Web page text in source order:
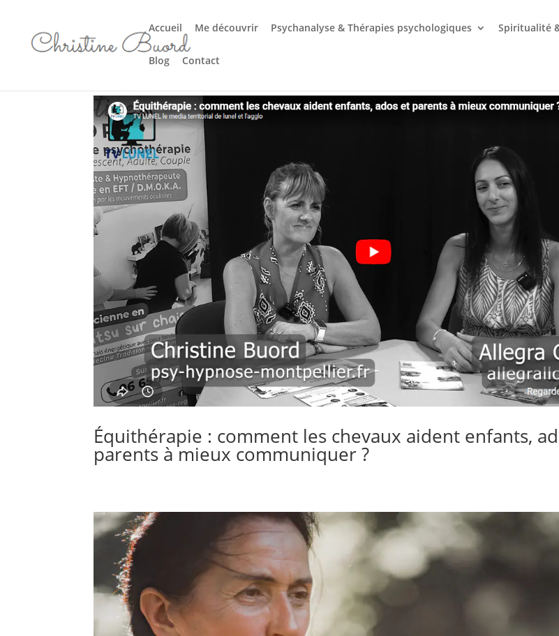
Accueil Me découvrir Psychanalyse & Thérapies psychologiques Spiritualité
Blog Contact
Équithérapie : comment les chevaux aident enfants,
parents à mieux communiquer ?